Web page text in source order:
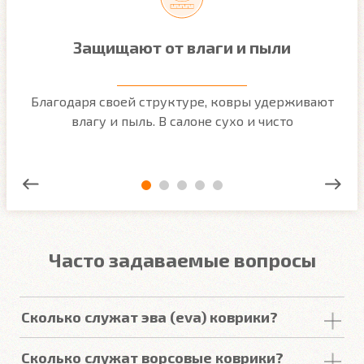
Защищают от влаги и пыли
Благодаря своей структуре, ковры удерживают
влагу и пыль. В салоне сухо и чисто
Часто задаваемые вопросы
Сколько служат эва (eva) коврики?
Сколько служат ворсовые коврики?